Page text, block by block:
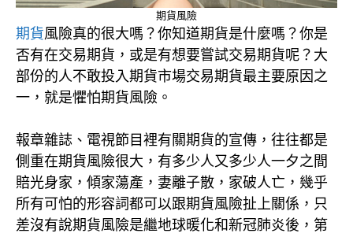
期貨風險
期貨風險真的很大嗎？你知道期貨是什麼嗎？你是
否有在交易期貨，或是有想要嘗試交易期貨呢？大
部份的人不敢投入期貨市場交易期貨最主要原因之
一，就是懼怕期貨風險。
報章雜誌、電視節目裡有關期貨的宣傳，往往都是
側重在期貨風險很大，有多少人又多少人一夕之間
賠光身家，傾家蕩產，妻離子散，家破人亡，幾乎
所有可怕的形容詞都可以跟期貨風險扯上關係，只
差沒有說期貨風險是繼地球暖化和新冠肺炎後，第